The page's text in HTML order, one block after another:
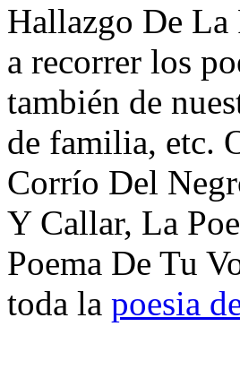
Hallazgo De
a recorrer los
también de
de familia, etc.
Corrío Del
Y Callar, La
Poema De Tu
toda la poesia